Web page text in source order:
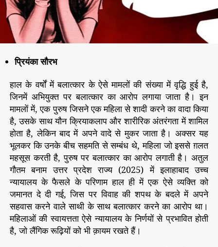
r
से
ष्क
ढ़
ते
मा
म
ले
प्रियंका सौरभ
हाल के वर्षों में बलात्कार के ऐसे मामलों की संख्या में वृद्धि हुई है,
जिनमें अभियुक्त पर बलात्कार का आरोप लगाया जाता है। इन
मामलों में, एक पुरुष जिसने एक महिला से शादी करने का वादा किया
है, उसके साथ यौन क्रियाकलाप और शारीरिक अंतरंगता में शामिल
होता है, लेकिन बाद में अपने वादे से मुकर जाता है। अक्सर यह
भूलकर कि उनके बीच सहमति से सम्बंध थे, महिला जो इससे ग़लत
महसूस करती है, पुरुष पर बलात्कार का आरोप लगाती है। अतुल
गौतम बनाम उत्तर प्रदेश राज्य (2025) में इलाहाबाद उच्च
न्यायालय के फैसले के परिणाम हाल ही में एक ऐसे व्यक्ति को
जमानत दे दी गई, जिस पर विवाह की शपथ के बदले में अपने
सहवास करने वाले साथी के साथ बलात्कार करने का आरोप था।
महिलाओं की स्वायत्तता ऐसे न्यायालय के निर्णयों से प्रभावित होती
है, जो लैंगिक रूढ़ियों को भी क़ायम रखते हैं।